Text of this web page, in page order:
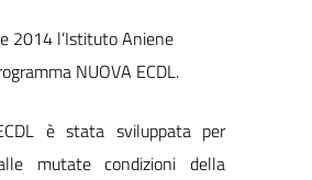
2014 l’Istituto Aniene
NUOVA ECDL.
è stata sviluppata per
mutate condizioni della